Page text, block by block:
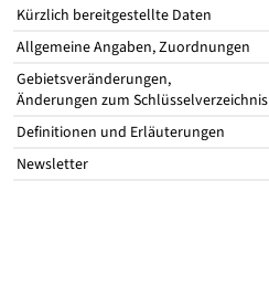
Kürzlich bereitgestellte Daten
Allgemeine Angaben, Zuordnungen
Gebietsveränderungen,
Änderungen zum Schlüsselverzeichnis
Definitionen und Erläuterungen
Newsletter